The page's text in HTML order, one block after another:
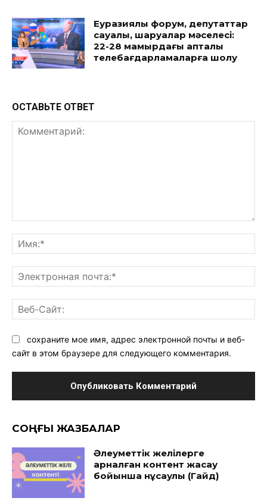
Еуразиялық форум, депутаттар
сауалы, шаруалар мәселесі:
22-28 мамырдағы апталық
телебағдарламаларға шолу
ОСТАВЬТЕ ОТВЕТ
сохраните мое имя, адрес электронной почты и веб-
сайт в этом браузере для следующего комментария.
CОҢҒЫ ЖАЗБАЛАР
Әлеуметтік желілерге
арналған контент жасау
бойынша нұсқаулық (Гайд)